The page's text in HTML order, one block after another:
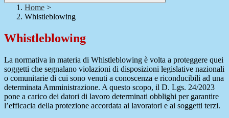
Home >
Whistleblowing
Whistleblowing
La normativa in materia di Whistleblowing è volta a proteggere quei
soggetti che segnalano violazioni di disposizioni legislative nazionali
o comunitarie di cui sono venuti a conoscenza e riconducibili ad una
determinata Amministrazione. A questo scopo, il D. Lgs. 24/2023
pone a carico dei datori di lavoro determinati obblighi per garantire
l’efficacia della protezione accordata ai lavoratori e ai soggetti terzi.